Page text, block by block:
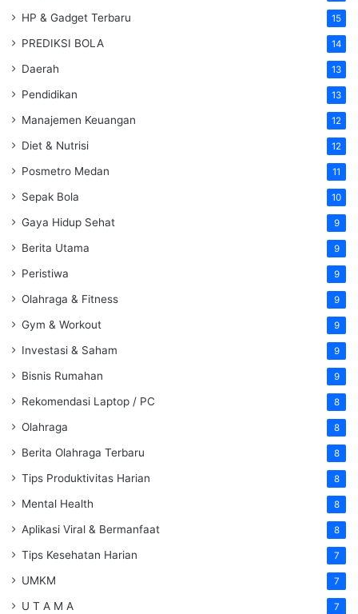
HP & Gadget Terbaru 15
PREDIKSI BOLA 14
Daerah 13
Pendidikan 13
Manajemen Keuangan 12
Diet & Nutrisi 12
Posmetro Medan 11
Sepak Bola 10
Gaya Hidup Sehat 9
Berita Utama 9
Peristiwa 9
Olahraga & Fitness 9
Gym & Workout 9
Investasi & Saham 9
Bisnis Rumahan 9
Rekomendasi Laptop / PC 8
Olahraga 8
Berita Olahraga Terbaru 8
Tips Produktivitas Harian 8
Mental Health 8
Aplikasi Viral & Bermanfaat 8
Tips Kesehatan Harian 7
UMKM 7
U T A M A 7